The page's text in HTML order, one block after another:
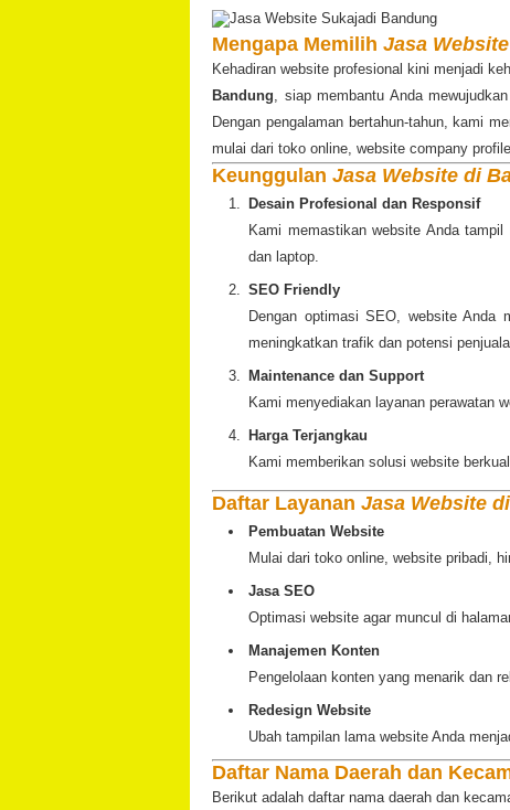
Mengapa Memilih Jasa
Kehadiran website profesional kini menjadi
Bandung , siap membantu Anda
Dengan pengalaman bertahun-tahun, kami
mulai dari toko online, website company
Keunggulan Jasa Website di
Desain Profesional dan Responsif
Kami memastikan website Anda
dan laptop.
SEO Friendly
Dengan optimasi SEO, website Anda
meningkatkan trafik dan potensi
Maintenance dan Support
Kami menyediakan layanan perawatan
Harga Terjangkau
Kami memberikan solusi website
Daftar Layanan Jasa Website
Pembuatan Website
Mulai dari toko online, website pribadi,
Jasa SEO
Optimasi website agar muncul di
Manajemen Konten
Pengelolaan konten yang menarik dan
Redesign Website
Ubah tampilan lama website Anda
Daftar Nama Daerah dan
Berikut adalah daftar nama daerah dan